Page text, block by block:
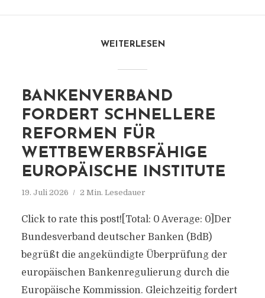
WEITERLESEN
BANKENVERBAND
FORDERT SCHNELLERE
REFORMEN FÜR
WETTBEWERBSFÄHIGE
EUROPÄISCHE INSTITUTE
19. Juli 2026 2 Min. Lesedauer
Click to rate this post![Total: 0 Average: 0]Der
Bundesverband deutscher Banken (BdB)
begrüßt die angekündigte Überprüfung der
europäischen Bankenregulierung durch die
Europäische Kommission. Gleichzeitig fordert